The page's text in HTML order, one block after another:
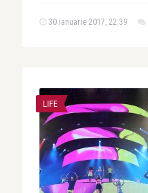
30 ianuarie 2017, 22:39
LIFE